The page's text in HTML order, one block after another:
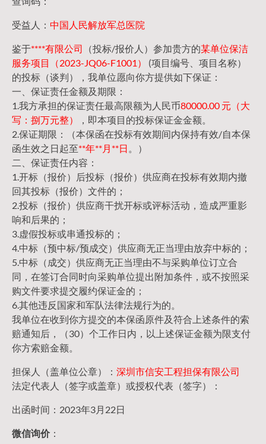
受益人： 中国人民解放军总医院
鉴于****有限公司 （投标/报价人）参加贵方的某单位保洁
服务项目（2023-JQ06-F1001）
(项目编号、项目名称）
的投标（谈判），我单位愿向你方提供如下保证：
一、保证责任金额及期限：
1.我方承担的保证责任最高限额为人民币80000.00 元（大
写：捌万元整）
，即本项目的投标保证金金额。
2.保证期限：（本保函在投标有效期间内保持有效/自本保
函生效之日起至**年**月**日 。）
二、保证责任内容：
1.开标（报价）后投标（报价）供应商在投标有效期内撤
回其投标（报价）文件的；
2.投标（报价）供应商干扰开标或评标活动，造成严重影
响和后果的；
3.虚假投标或串通投标的；
4.中标（预中标/预成交）供应商无正当理由放弃中标的；
5.中标（成交）供应商无正当理由不与采购单位订立合
同，在签订合同时向采购单位提出附加条件，或不按照采
购文件要求提交履约保证金的；
6.其他违反国家和军队法律法规行为的。
我单位在收到你方提交的本保函原件及符合上述条件的索
赔通知后，（30）个工作日内，以上述保证金额为限支付
你方索赔金额。
担保人（盖单位公章）： 深圳市信安工程担保有限公司
法定代表人（签字或盖章）或授权代表（签字）：
出函时间：2023年3月22日
微信询价：